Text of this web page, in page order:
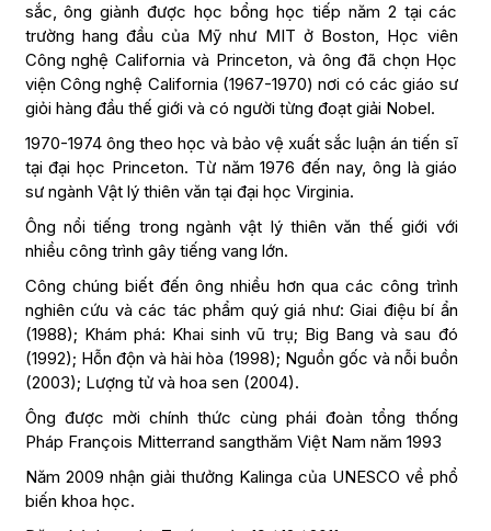
sắc, ông giành được học bổng học tiếp năm 2 tại các
trường hang đầu của Mỹ như MIT ở Boston, Học viên
Công nghệ California và Princeton, và ông đã chọn Học
viện Công nghệ California (1967-1970) nơi có các giáo sư
giỏi hàng đầu thế giới và có người từng đoạt giải Nobel.
1970-1974 ông theo học và bảo vệ xuất sắc luận án tiến sĩ
tại đại học Princeton. Từ năm 1976 đến nay, ông là giáo
sư ngành Vật lý thiên văn tại đại học Virginia.
Ông nổi tiếng trong ngành vật lý thiên văn thế giới với
nhiều công trình gây tiếng vang lớn.
Công chúng biết đến ông nhiều hơn qua các công trình
nghiên cứu và các tác phẩm quý giá như: Giai điệu bí ẩn
(1988); Khám phá: Khai sinh vũ trụ; Big Bang và sau đó
(1992); Hỗn độn và hài hòa (1998); Nguồn gốc và nỗi buồn
(2003); Lượng tử và hoa sen (2004).
Ông được mời chính thức cùng phái đoàn tổng thống
Pháp François Mitterrand sangthăm Việt Nam năm 1993
Năm 2009 nhận giải thưởng Kalinga của UNESCO về phổ
biến khoa học.